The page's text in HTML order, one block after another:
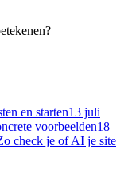
en starten13 juli
voorbeelden18
check je of AI je site